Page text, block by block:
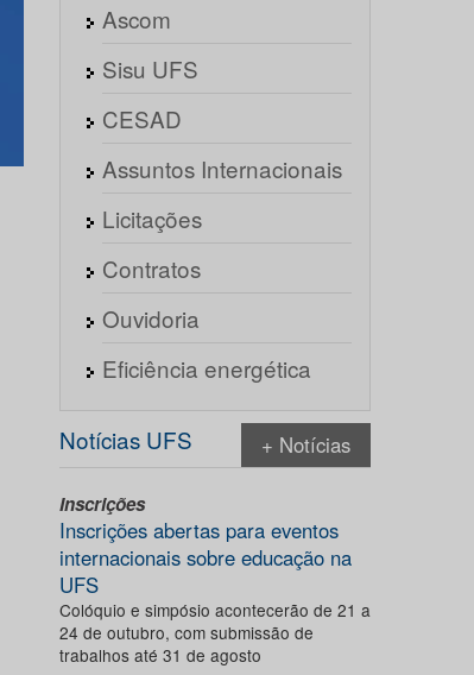
Ascom
Sisu UFS
CESAD
Assuntos Internacionais
Licitações
Contratos
Ouvidoria
Eficiência energética
Notícias UFS + Notícias
Inscrições
Inscrições abertas para eventos
internacionais sobre educação na
UFS
Colóquio e simpósio acontecerão de 21 a
24 de outubro, com submissão de
trabalhos até 31 de agosto